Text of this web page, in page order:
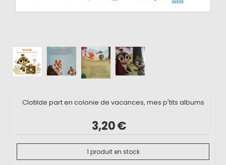
Clotilde part en colonie de vacances, mes p'tits albums
3,20€
1 produit en stock